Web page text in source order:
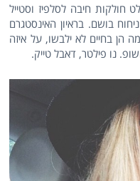
חיבה לסלפיז וסטייל
בושם. בראיון האינסטגרם
בחיים לא ילבשו, על איזה
נו פילטר, דאבל טייק.